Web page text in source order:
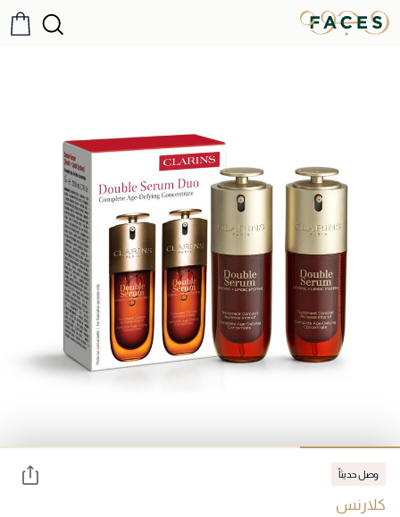
وصل حديثاً
كلارنس